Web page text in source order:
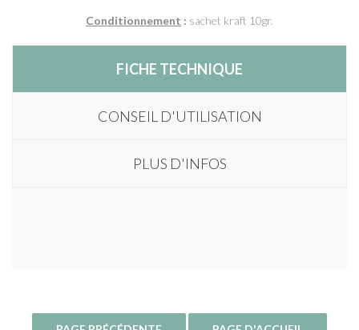
Conditionnement : sachet kraft 10gr.
FICHE TECHNIQUE
CONSEIL D'UTILISATION
PLUS D'INFOS